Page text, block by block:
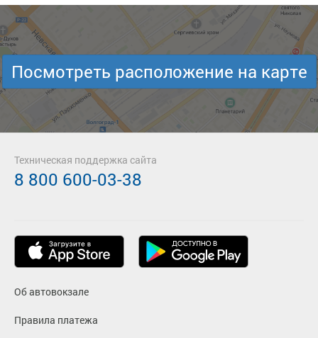
Посмотреть расположение на карте
Об автовокзале
Правила платежа
Техническая поддержка сайта
8 800 600-03-38